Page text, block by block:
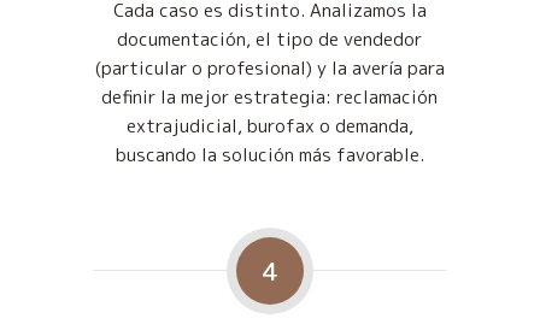
Cada caso es distinto. Analizamos la
documentación, el tipo de vendedor
(particular o profesional) y la avería para
definir la mejor estrategia: reclamación
extrajudicial, burofax o demanda,
buscando la solución más favorable.
4